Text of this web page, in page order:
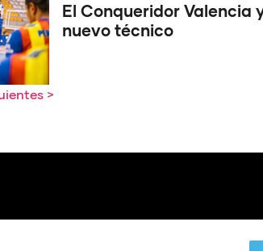
El Conqueridor Valencia
nuevo técnico
>